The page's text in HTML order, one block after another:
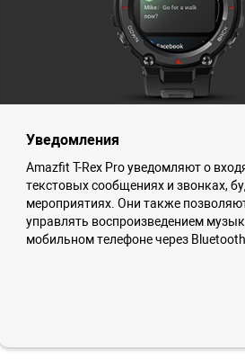
Уведомления
Amazfit T-Rex Pro уведомляют о
текстовых сообщениях и звонках,
мероприятиях. Они также
управлять воспроизведением
мобильном телефоне через Bluetooth.